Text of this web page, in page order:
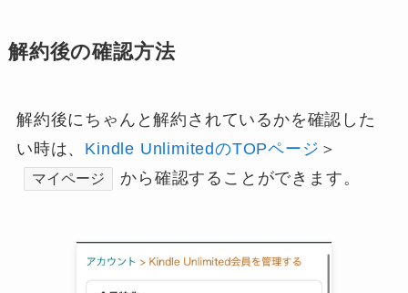
解約後の確認方法
解約後にちゃんと解約されているかを確認した
い時は、 Kindle UnlimitedのTOPページ ＞
マイページ から確認することができます。